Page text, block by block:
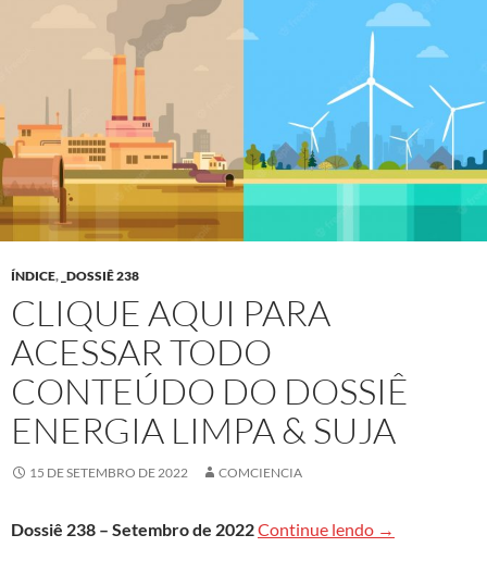
ÍNDICE, _DOSSIÊ 238
CLIQUE AQUI PARA
ACESSAR TODO
CONTEÚDO DO DOSSIÊ
ENERGIA LIMPA & SUJA
15 DE SETEMBRO DE 2022 COMCIENCIA
Dossiê 238 – Setembro de 2022Continue lendo Clique aqui
→